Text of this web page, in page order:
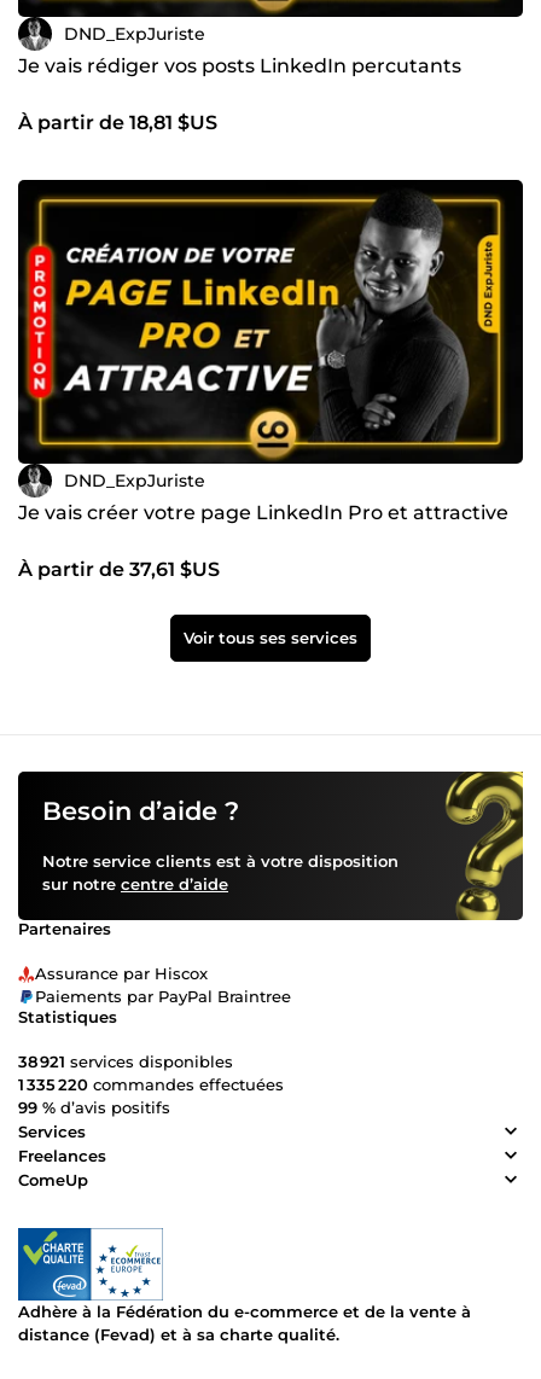
DND_ExpJuriste
Je vais rédiger vos posts LinkedIn percutants
À partir de 18,81 $US
DND_ExpJuriste
Je vais créer votre page LinkedIn Pro et attractive
À partir de 37,61 $US
Voir tous ses services
Besoin d’aide ?
Notre service clients est à votre disposition
sur notre centre d’aide
Partenaires
Assurance par Hiscox
Paiements par PayPal Braintree
Statistiques
38 921 services disponibles
1 335 220 commandes effectuées
99 % d’avis positifs
Services
Freelances
ComeUp
Adhère à la Fédération du e-commerce et de la vente à
distance (Fevad) et à sa charte qualité.